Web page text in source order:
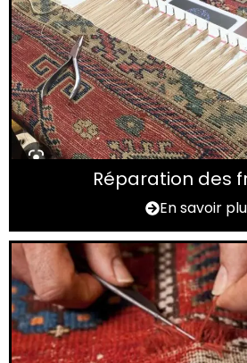
Réparation des
En savoir